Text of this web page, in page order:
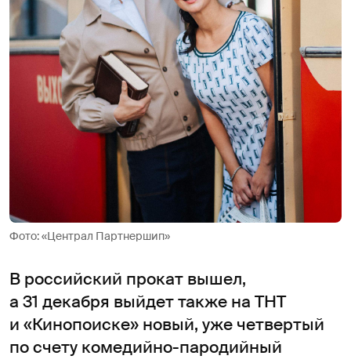
Фото: «Централ Партнершип»
В российский прокат вышел,
а 31 декабря выйдет также на ТНТ
и «Кинопоиске» новый, уже четвертый
по счету комедийно-пародийный